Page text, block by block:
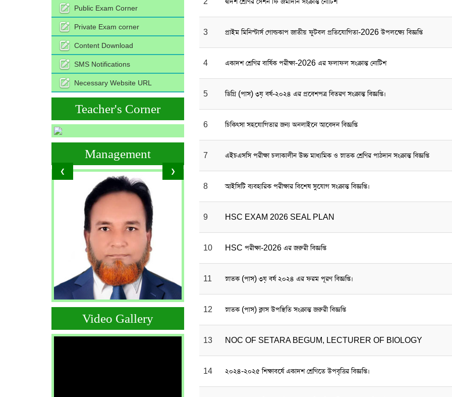
Public Exam Corner
Private Exam corner
Content Download
SMS Notifications
Necessary Website URL
Teacher's Corner
❮ ❯
Management
Video Gallery
3 প্রাইম মিনিস্টার্স গোল্ডকাপ জাতীয় ফুটবল প্রতিযোগিতা-2026 উপলক্ষ্যে বিজ্ঞপ্তি
4 একাদশ শ্রেণির বার্ষিক পরীক্ষা-2026 এর ফলাফল সংক্রান্ত নোটিশ
5 ডিগ্রি (পাস) ৩য় বর্ষ-২০২৪ এর প্রবেশপত্র বিতরণ সংক্রান্ত বিজ্ঞপ্তি।
6 চিকিৎসা সহযোগিতার জন্য অনলাইনে আবেদন বিজ্ঞপ্তি
7 এইচএসসি পরীক্ষা চলাকালীন উচ্চ মাধ্যমিক ও স্নাতক শ্রেণির পাঠদান সংক্রান্ত বিজ্ঞপ্তি
8 আইসিটি ব্যবহারিক পরীক্ষার বিশেষ সুযোগ সংক্রান্ত বিজ্ঞপ্তি।
9 HSC EXAM 2026 SEAL PLAN
10 HSC পরীক্ষা-2026 এর জরুরী বিজ্ঞপ্তি
11 স্নাতক (পাস) ৩য় বর্ষ ২০২৪ এর ফরম পূরণ বিজ্ঞপ্তি।
12 স্নাতক (পাস) ক্লাস উপস্থিতি সংক্রান্ত জরুরী বিজ্ঞপ্তি
13 NOC OF SETARA BEGUM, LECTURER OF BIOLOGY
14 ২০২৪-২০২৫ শিক্ষাবর্ষে একাদশ শ্রেণিতে উপবৃত্তির বিজ্ঞপ্তি।